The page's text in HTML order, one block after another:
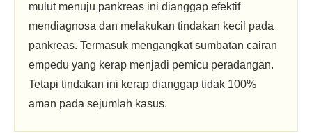
mulut menuju pankreas ini dianggap efektif
mendiagnosa dan melakukan tindakan kecil pada
pankreas. Termasuk mengangkat sumbatan cairan
empedu yang kerap menjadi pemicu peradangan.
Tetapi tindakan ini kerap dianggap tidak 100%
aman pada sejumlah kasus.